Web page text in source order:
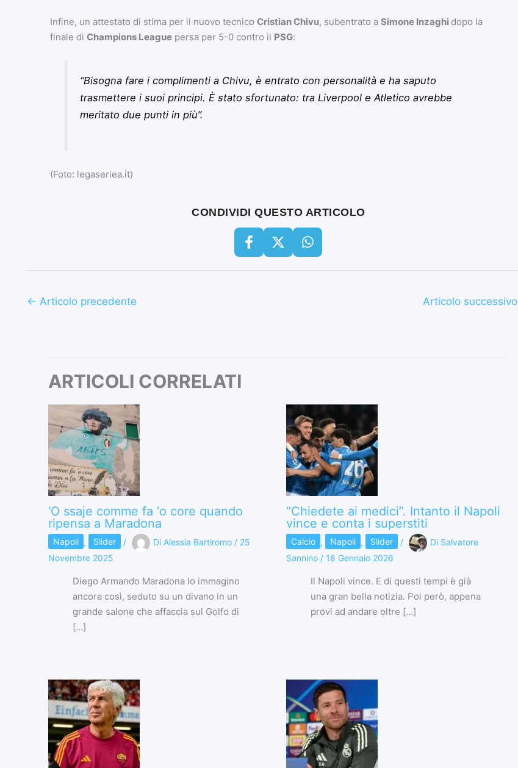
Infine, un attestato di stima per il nuovo tecnico Cristian Chivu, subentrato a Simone Inzaghi dopo la
finale di Champions Leaguepersa per 5-0 contro il PSG:
“Bisogna fare i complimenti a Chivu, è entrato con personalità e ha saputo
trasmettere i suoi principi. È stato sfortunato: tra Liverpool e Atletico avrebbe
meritato due punti in più”.
(Foto: legaseriea.it)
CONDIVIDI QUESTO ARTICOLO
← Articolo precedente Articolo successivo
ARTICOLI CORRELATI
‘O ssaje comme fa ‘o core quando
ripensa a Maradona
Napoli , Slider / Di Alessia Bartiromo / 25
Novembre 2025
Diego Armando Maradona lo immagino
ancora così, seduto su un divano in un
grande salone che affaccia sul Golfo di
[…]
“Chiedete ai medici”. Intanto il Napoli
vince e conta i superstiti
Calcio , Napoli , Slider / Di Salvatore
Sannino / 18 Gennaio 2026
Il Napoli vince. E di questi tempi è già
una gran bella notizia. Poi però, appena
provi ad andare oltre […]